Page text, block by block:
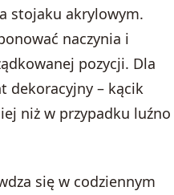
stojaku akrylowym.
naczynia i
pozycji. Dla
dekoracyjny – kącik
niż w przypadku luźno
się w codziennym